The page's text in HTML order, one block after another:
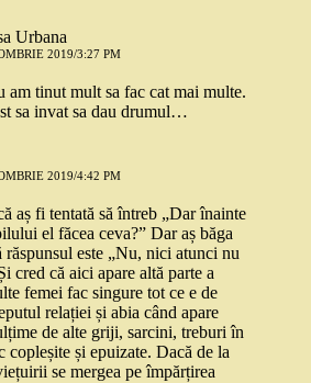
Urbana
2019/3:27 PM
am tinut mult sa fac cat mai multe.
sa invat sa dau drumul…
2019/4:42 PM
aș fi tentată să întreb „Dar înainte
el făcea ceva?” Dar aș băga
răspunsul este „Nu, nici atunci nu
cred că aici apare altă parte a
femei fac singure tot ce e de
relației și abia când apare
de alte griji, sarcini, treburi în
copleșite și epuizate. Dacă de la
se mergea pe împărțirea